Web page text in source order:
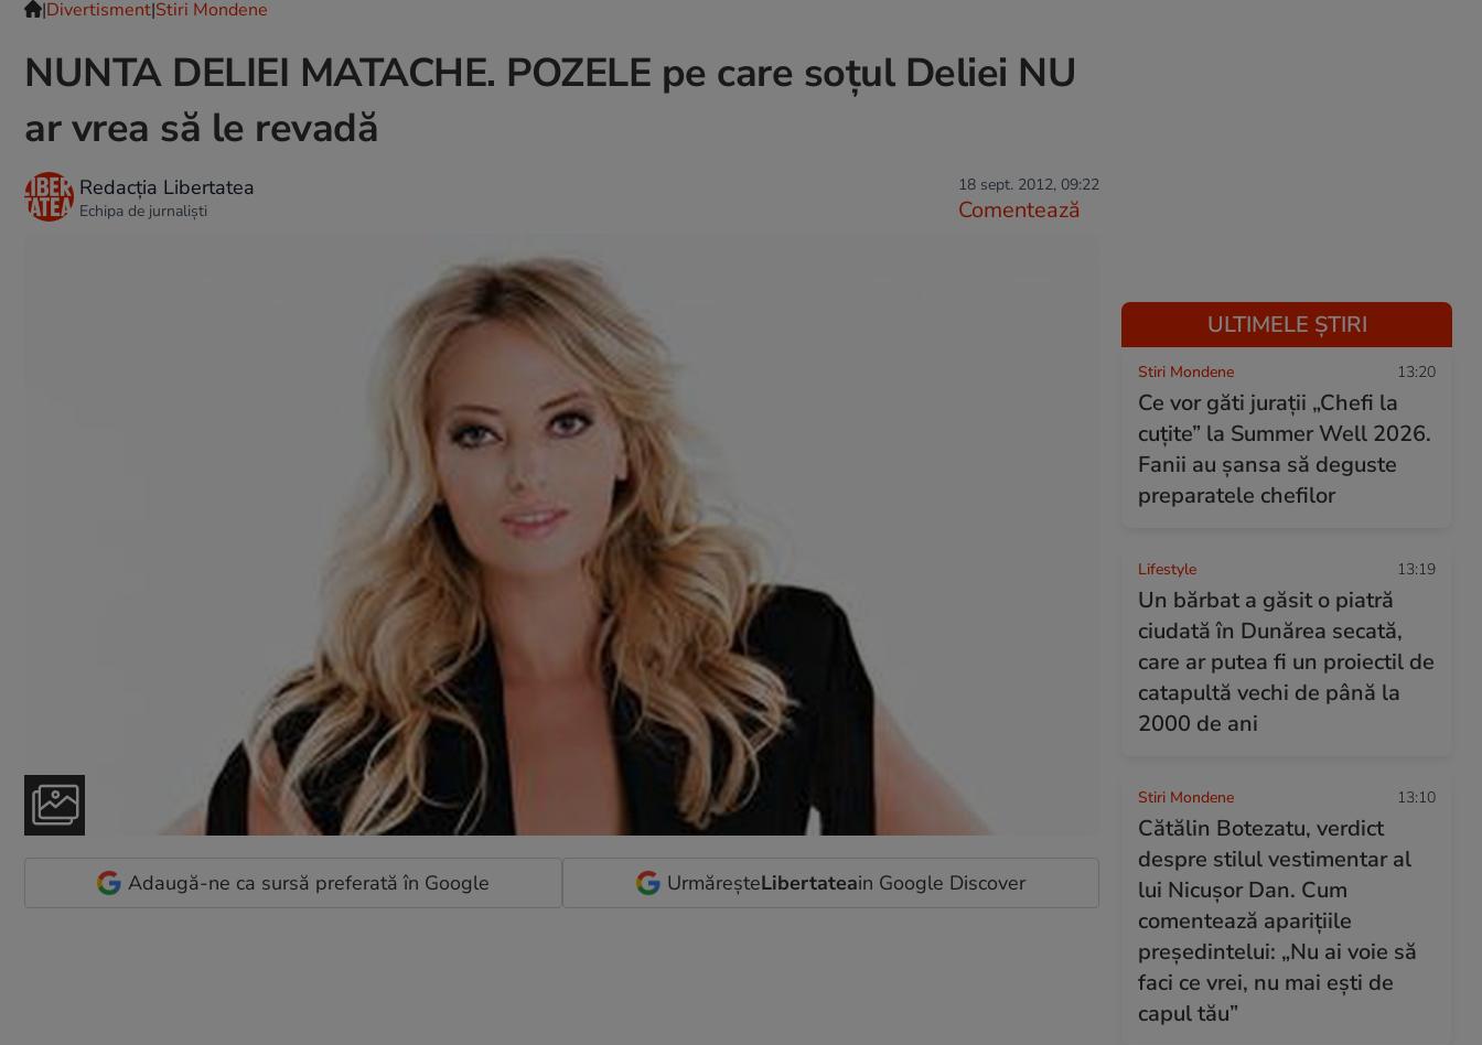
|Divertisment|Stiri Mondene
NUNTA DELIEI MATACHE. POZELE pe care soţul Deliei NU
ar vrea să le revadă
Redacția Libertatea
Echipa de jurnaliști
18 sept. 2012, 09:22
Comentează
Adaugă-ne ca sursă preferată în Google UrmăreșteLibertateain Google Discover
ULTIMELE ȘTIRI
Stiri Mondene 13:20
Ce vor găti jurații „Chefi la
cuțite” la Summer Well 2026.
Fanii au șansa să deguste
preparatele chefilor
Lifestyle 13:19
Un bărbat a găsit o piatră
ciudată în Dunărea secată,
care ar putea fi un proiectil de
catapultă vechi de până la
2000 de ani
Stiri Mondene 13:10
Cătălin Botezatu, verdict
despre stilul vestimentar al
lui Nicușor Dan. Cum
comentează aparițiile
președintelui: „Nu ai voie să
faci ce vrei, nu mai ești de
capul tău”